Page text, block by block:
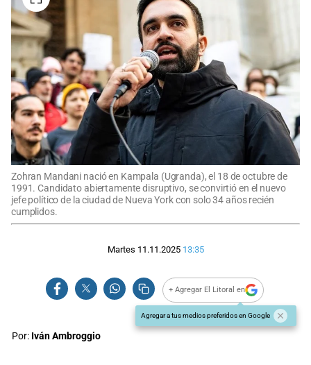
Zohran Mandani nació en Kampala (Ugranda), el 18 de octubre de
1991. Candidato abiertamente disruptivo, se convirtió en el nuevo
jefe político de la ciudad de Nueva York con solo 34 años recién
cumplidos.
Martes 11.11.2025 13:35
+ Agregar El Litoral en
Agregar a tus medios preferidos en Google
Por: Iván Ambroggio